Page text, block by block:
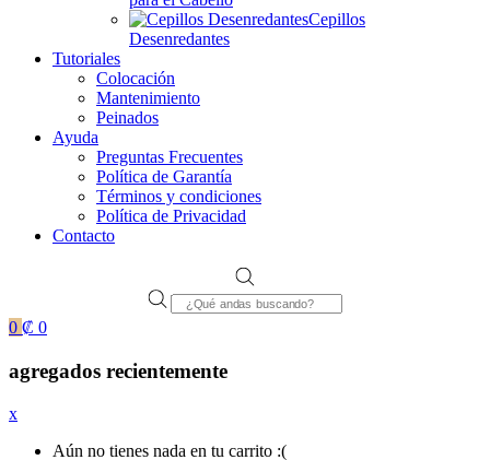
Cepillos
Desenredantes
Tutoriales
Colocación
Mantenimiento
Peinados
Ayuda
Preguntas Frecuentes
Política de Garantía
Términos y condiciones
Política de Privacidad
Contacto
Products
search
0 ₡ 0
agregados recientemente
x
Aún no tienes nada en tu carrito :(